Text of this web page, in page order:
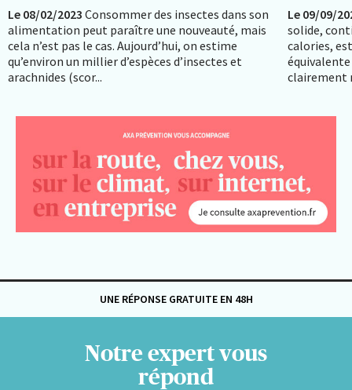
Le 08/02/2023 Consommer des insectes dans son
alimentation peut paraître une nouveauté, mais
cela n’est pas le cas. Aujourd’hui, on estime
qu’environ un millier d’espèces d’insectes et
arachnides (scor...
Le 09/09/
solide,
calories,
équivalente
clairement
UNE RÉPONSE GRATUITE EN 48H
Notre expert vous
répond